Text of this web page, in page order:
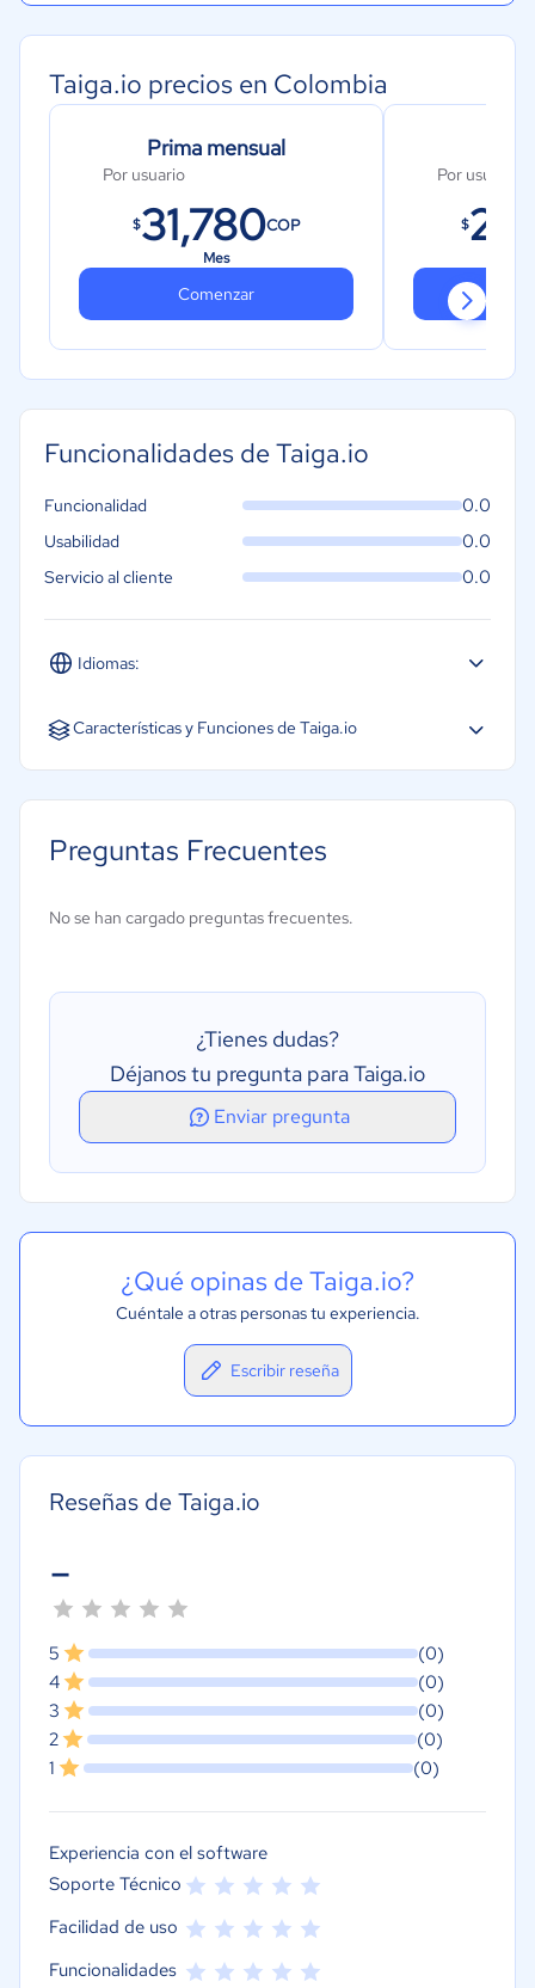
Taiga.io precios en Colombia
Prima mensual
Por usuario
$31,780COP
Mes
Comenzar
Por usuario
$
Funcionalidades de Taiga.io
Idiomas:
Inglés
Funcionalidad 0.0
Usabilidad 0.0
Servicio al cliente 0.0
Características y Funciones de Taiga.io
Gestión de trabajo pendiente
Seguimiento del avance
Tablero kanban
Tablón de colaboración
Preguntas Frecuentes
No se han cargado preguntas frecuentes.
¿Tienes dudas?
Déjanos tu pregunta para Taiga.io
Enviar pregunta
¿Qué opinas de Taiga.io?
Cuéntale a otras personas tu experiencia.
Escribir reseña
Reseñas de Taiga.io
-
5
(0)
4
(0)
3
(0)
2
(0)
1
(0)
Experiencia con el software
Soporte Técnico
Facilidad de uso
Funcionalidades